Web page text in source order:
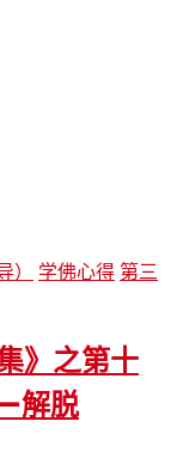
学佛心得 第三
》之第十
解脱